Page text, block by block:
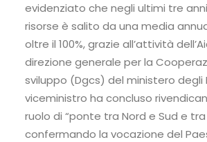
evidenziato che negli ultimi tre
risorse è salito da una media
oltre il 100%, grazie all’attività
direzione generale per la
sviluppo (Dgcs) del ministero degli
viceministro ha concluso
ruolo di “ponte tra Nord e Sud e tra
confermando la vocazione del